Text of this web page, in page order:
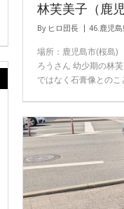
林芙美子（鹿児
By ヒロ団長 46.鹿児
場所：鹿児島市(桜島)
ろうさん 幼少期の林
ではなく石膏像とのこ